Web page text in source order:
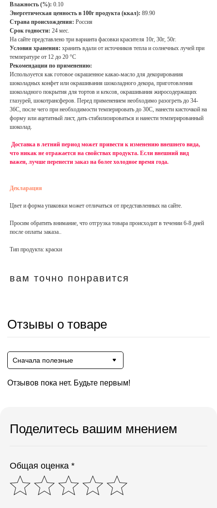
Влажность (%): 0.10
Энергетическая ценность в 100г продукта (ккал): 89.90
Страна происхождения: Россия
Срок годности: 24 мес.
На сайте представлено три варианта фасовки красителя 10г, 30г, 50г.
Условия хранения: хранить вдали от источников тепла и солнечных лучей при
температуре от 12 до 20 °C
Рекомендации по применению:
Используется как готовое окрашенное какао-масло для декорирования
шоколадных конфет или окрашивания шоколадного декора, приготовления
шоколадного покрытия для тортов и кексов, окрашивания жиросодержащих
глазурей, шокотрансферов. Перед применением необходимо разогреть до 34-
36С, после чего при необходимости темперировать до 30С, нанести кисточкой на
форму или ацетатный лист, дать стабилизироваться и нанести темперированный
шоколад.
Доставка в летний период может привести к изменению внешнего вида,
что никак не отражается на свойствах продукта. Если внешний вид
важен, лучше перенести заказ на более холодное время года.
Декларация
Цвет и форма упаковки может отличаться от представленных на сайте.
Просим обратить внимание, что отгрузка товара происходит в течении 6-8 дней
после оплаты заказа..
Тип продукта: краски
вам точно понравится
Отзывы о товаре
Сначала полезные
Отзывов пока нет. Будьте первым!
Поделитесь вашим мнением
Общая оценка *